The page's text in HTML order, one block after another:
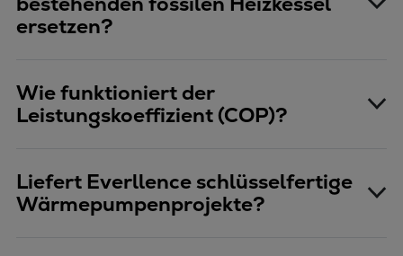
ersetzen?
Wie funktioniert der
Leistungskoeffizient (COP)?
Liefert Everllence schlüsselfertige
Wärmepumpenprojekte?